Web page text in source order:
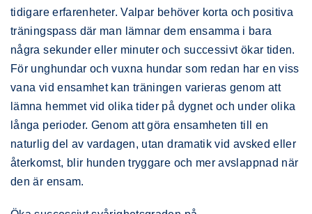
tidigare erfarenheter. Valpar behöver korta och positiva
träningspass där man lämnar dem ensamma i bara
några sekunder eller minuter och successivt ökar tiden.
För unghundar och vuxna hundar som redan har en viss
vana vid ensamhet kan träningen varieras genom att
lämna hemmet vid olika tider på dygnet och under olika
långa perioder. Genom att göra ensamheten till en
naturlig del av vardagen, utan dramatik vid avsked eller
återkomst, blir hunden tryggare och mer avslappnad när
den är ensam.